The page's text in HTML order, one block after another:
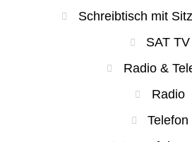
Schreibtisch mit
SAT TV
Radio &
Radio
Telefon